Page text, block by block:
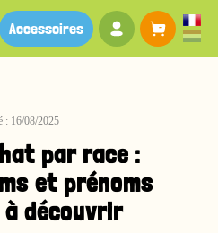
Votre compte
Accessoires
Panier
: 16/08/2025
par race :
et prénoms
découvrir